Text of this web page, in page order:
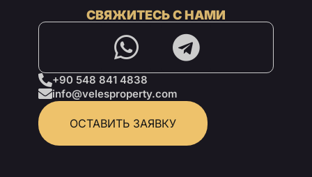
СВЯЖИТЕСЬ С НАМИ
+90 548 841 4838
info@velesproperty.com
ОСТАВИТЬ ЗАЯВКУ